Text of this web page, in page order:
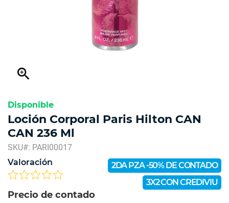
zoom_in
Disponible
Loción Corporal Paris Hilton CAN
CAN 236 Ml
SKU#: PARI00017
Valoración
Precio de contado
2DA PZA -50% DE CONTADO
3X2 CON CREDIVIU